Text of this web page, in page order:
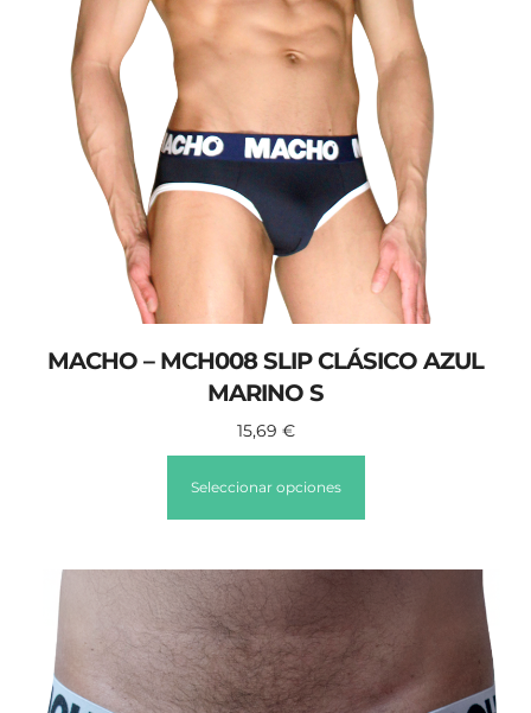
MACHO – MCH008 SLIP CLÁSICO AZUL
MARINO S
15,69 €
Seleccionar opciones